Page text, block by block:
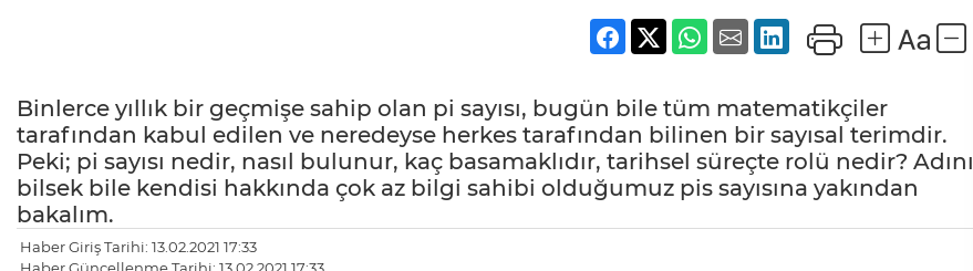
Binlerce yıllık bir geçmişe sahip olan pi sayısı, bugün bile tüm matematikçiler
tarafından kabul edilen ve neredeyse herkes tarafından bilinen bir sayısal terimdir.
Peki; pi sayısı nedir, nasıl bulunur, kaç basamaklıdır, tarihsel süreçte rolü nedir? Adını
bilsek bile kendisi hakkında çok az bilgi sahibi olduğumuz pis sayısına yakından
bakalım.
Haber Giriş Tarihi: 13.02.2021 17:33